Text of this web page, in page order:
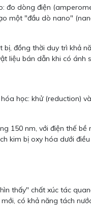
dòng điện
một "đầu dò nano"
đồng thời duy trì khả
bán dẫn khi có ánh
học: khử (reduction)
150 nm, với điện thế
kim bị oxy hóa dưới
thấy" chất xúc tác
có khả năng tách